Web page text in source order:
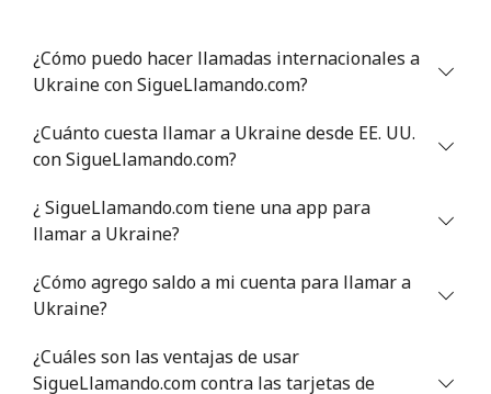
Montevideo ⁦6.1c⁩
163 min por
Us Virgin Islands
All country ⁦16.5c⁩
60 min por
Uzbekistan
Línea fija ⁦16.9c⁩
59 min por
⁦$10⁩
¿Cómo puedo hacer llamadas internacionales a
Ukraine con SigueLlamando.com?
¿Cuánto cuesta llamar a Ukraine desde EE. UU.
con SigueLlamando.com?
¿ SigueLlamando.com tiene una app para
llamar a Ukraine?
¿Cómo agrego saldo a mi cuenta para llamar a
Ukraine?
¿Cuáles son las ventajas de usar
SigueLlamando.com contra las tarjetas de